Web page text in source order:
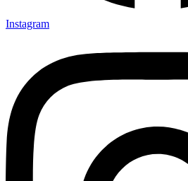
Instagram